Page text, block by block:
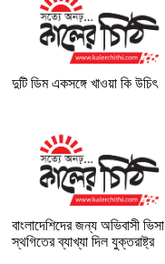
দুটি ডিম একসঙ্গে খাওয়া কি উচিৎ
বাংলাদেশিদের জন্য অভিবাসী ভিসা
স্থগিতের ব্যাখ্যা দিল যুক্তরাষ্ট্র